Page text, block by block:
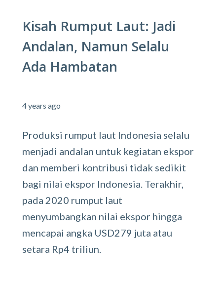
Kisah Rumput Laut: Jadi
Andalan, Namun Selalu
Ada Hambatan
4 years ago
Produksi rumput laut Indonesia selalu
menjadi andalan untuk kegiatan ekspor
dan memberi kontribusi tidak sedikit
bagi nilai ekspor Indonesia. Terakhir,
pada 2020 rumput laut
menyumbangkan nilai ekspor hingga
mencapai angka USD279 juta atau
setara Rp4 triliun.